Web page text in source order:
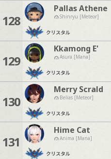
128
Pallas Athene
Shinryu [Meteor]
クリスタル
129
Kkamong E'
Asura [Mana]
クリスタル
130
Merry Scrald
Belias [Meteor]
クリスタル
131
Hime Cat
Anima [Mana]
クリスタル